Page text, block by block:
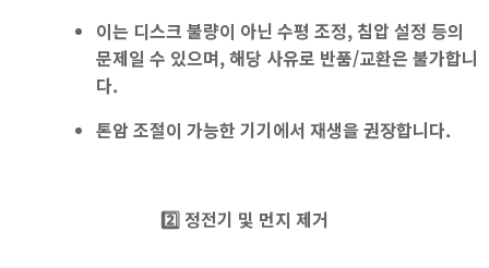
이는 디스크 불량이 아닌 수평 조정, 침압 설정 등의
문제일 수 있으며, 해당 사유로 반품/교환은 불가합니
다.
톤암 조절이 가능한 기기에서 재생을 권장합니다.
2️⃣ 정전기 및 먼지 제거